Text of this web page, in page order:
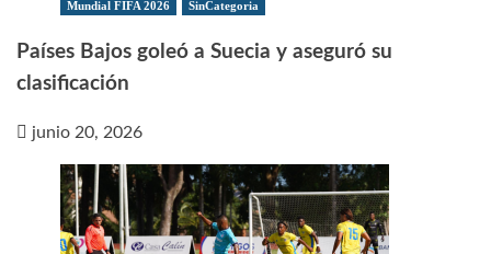
Mundial FIFA 2026 SinCategoria
Países Bajos goleó a Suecia y aseguró su
clasificación
junio 20, 2026